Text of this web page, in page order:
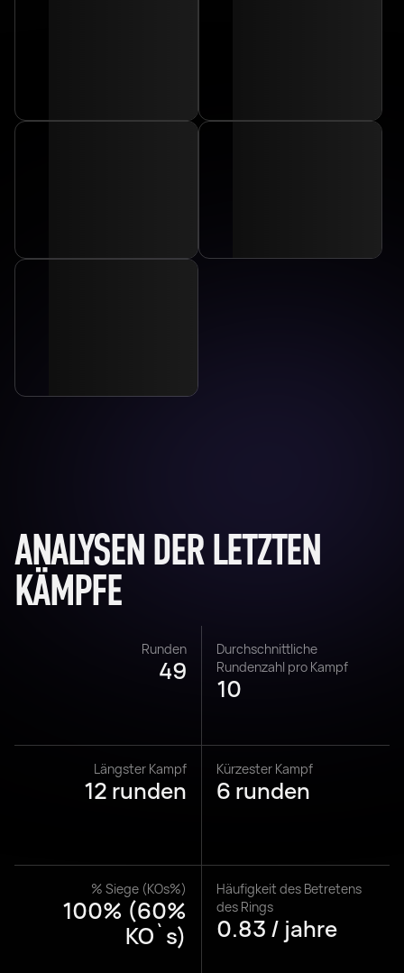
ANALYSEN DER LETZTEN
KÄMPFE
Runden
49
Durchschnittliche
Rundenzahl pro Kampf
10
Längster Kampf
12 runden
Kürzester Kampf
6 runden
% Siege (KOs%)
100% (60%
KO`s)
Häufigkeit des Betretens
des Rings
0.83 / jahre